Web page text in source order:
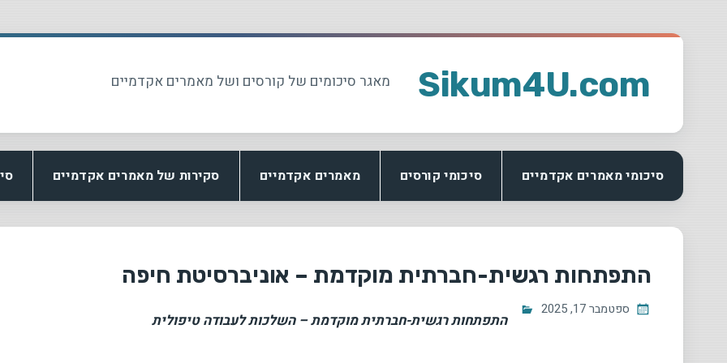
Sikum4U.com מאגר סיכומים של קורסים ושל מאמרים אקדמיים
סיכומי מאמרים אקדמיים סיכומי קורסים מאמרים אקדמיים סקירות של מאמרים אקדמיים
התפתחות רגשית-חברתית מוקדמת – אוניברסיטת חיפה
ספטמבר 17, 2025
התפתחות רגשית-חברתית מוקדמת – השלכות לעבודה טיפולית